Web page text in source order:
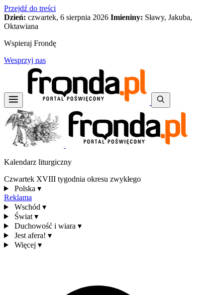
Przejdź do treści
Dzień: czwartek, 6 sierpnia 2026 Imieniny: Sławy, Jakuba,
Oktawiana
Wspieraj Frondę
Wesprzyj nas
Kalendarz liturgiczny
Czwartek XVIII tygodnia okresu zwykłego
Polska ▾
Reklama
Wschód ▾
Świat ▾
Duchowość i wiara ▾
Jest afera! ▾
Więcej ▾